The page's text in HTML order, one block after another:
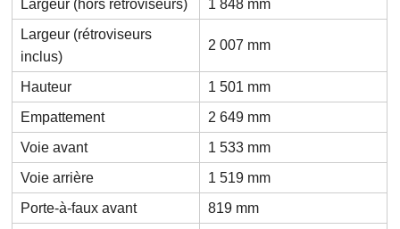
Largeur (hors rétroviseurs)
1 848 mm
Largeur (rétroviseurs
inclus)
2 007 mm
Hauteur
1 501 mm
Empattement
2 649 mm
Voie avant
1 533 mm
Voie arrière
1 519 mm
Porte-à-faux avant
819 mm